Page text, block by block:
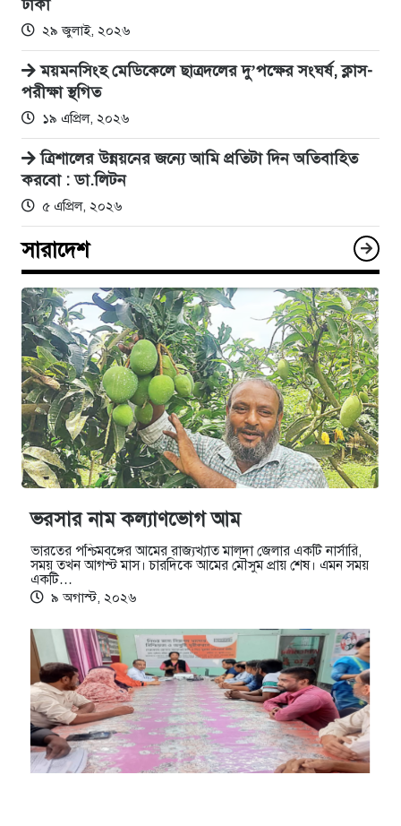
ঢাকা
২৯ জুলাই, ২০২৬
ময়মনসিংহ মেডিকেলে ছাত্রদলের দু’পক্ষের সংঘর্ষ, ক্লাস-
পরীক্ষা স্থগিত
১৯ এপ্রিল, ২০২৬
ত্রিশালের উন্নয়নের জন্যে আমি প্রতিটা দিন অতিবাহিত
করবো : ডা.লিটন
৫ এপ্রিল, ২০২৬
সারাদেশ
ভরসার নাম কল্যাণভোগ আম
ভারতের পশ্চিমবঙ্গের আমের রাজ্যখ্যাত মালদা জেলার একটি নার্সারি,
সময় তখন আগস্ট মাস। চারদিকে আমের মৌসুম প্রায় শেষ। এমন সময়
একটি…
৯ অগাস্ট, ২০২৬